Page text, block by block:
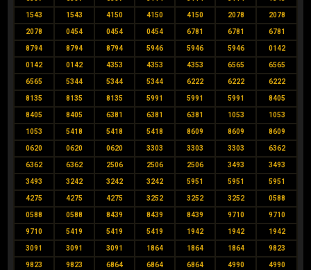
1543 1543 4150 4150 4150 2078 2078
2078 0454 0454 0454 6781 6781 6781
8794 8794 8794 5946 5946 5946 0142
0142 0142 4353 4353 4353 6565 6565
6565 5344 5344 5344 6222 6222 6222
8135 8135 8135 5991 5991 5991 8405
8405 8405 6381 6381 6381 1053 1053
1053 5418 5418 5418 8609 8609 8609
0620 0620 0620 3303 3303 3303 6362
6362 6362 2506 2506 2506 3493 3493
3493 3242 3242 3242 5951 5951 5951
4275 4275 4275 3252 3252 3252 0588
0588 0588 8439 8439 8439 9710 9710
9710 5419 5419 5419 1942 1942 1942
3091 3091 3091 1864 1864 1864 9823
9823 9823 6864 6864 6864 4990 4990